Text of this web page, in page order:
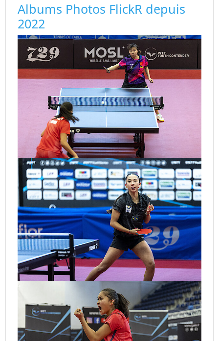
Albums Photos FlickR depuis
2022